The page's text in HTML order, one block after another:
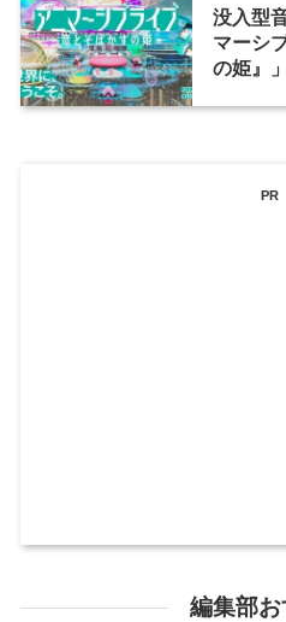
没入型
マーシ
の姫』
PR
編集部